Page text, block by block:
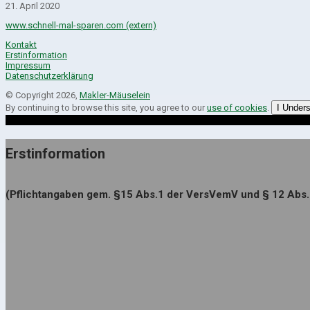
21. April 2020
www.schnell-mal-sparen.com (extern)
Kontakt
Erstinformation
Impressum
Datenschutzerklärung
© Copyright 2026, Makler-Mäuselein
By continuing to browse this site, you agree to our use of cookies. I
Erstinformation
(Pflichtangaben gem. §15 Abs.1 der VersVemV und § 12